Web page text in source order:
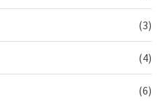
(3)
(4)
(6)